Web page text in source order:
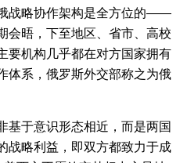
战略协作架构是全方位的——
会晤，下至地区、省市、高校
要机构几乎都在对方国家拥有
体系，俄罗斯外交部称之为俄
基于意识形态相近，而是两国
战略利益，即双方都致力于成